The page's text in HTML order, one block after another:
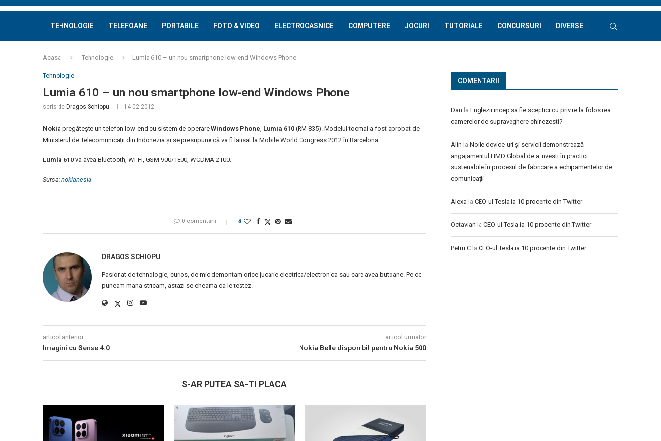
TEHNOLOGIE TELEFOANE PORTABILE FOTO & VIDEO ELECTROCASNICE COMPUTERE JOCURI TUTORIALE CONCURSURI DIVERSE
Acasa Tehnologie Lumia 610 – un nou smartphone low-end Windows Phone
Tehnologie
Lumia 610 – un nou smartphone low-end Windows Phone
scris de Dragos Schiopu 14-02-2012
Nokia pregătește un telefon low-end cu sistem de operare Windows Phone, Lumia 610 (RM 835). Modelul tocmai a fost aprobat de
Ministerul de Telecomunicații din Indonezia și se presupune că va fi lansat la Mobile World Congress 2012 în Barcelona.
Lumia 610 va avea Bluetooth, Wi-Fi, GSM 900/1800, WCDMA 2100.
Sursa: nokianesia
0 comentarii 0
DRAGOS SCHIOPU
Pasionat de tehnologie, curios, de mic demontam orice jucarie electrica/electronica sau care avea butoane. Pe ce
puneam mana stricam, astazi se cheama ca le testez.
articol anterior
Imagini cu Sense 4.0
articol urmator
Nokia Belle disponibil pentru Nokia 500
S-AR PUTEA SA-TI PLACA
COMENTARII
Dan la Englezii incep sa fie sceptici cu privire la folosirea
camerelor de supraveghere chinezesti?
Alin la Noile device-uri și servicii demonstrează
angajamentul HMD Global de a investi în practici
sustenabile în procesul de fabricare a echipamentelor de
comunicații
Alexa la CEO-ul Tesla ia 10 procente din Twitter
Octavian la CEO-ul Tesla ia 10 procente din Twitter
Petru C la CEO-ul Tesla ia 10 procente din Twitter